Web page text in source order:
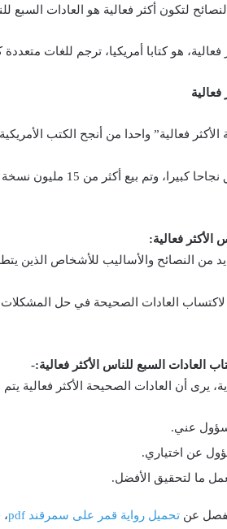
لتكون أكثر فعالية هو العادات السبع
هو كتابا أمريكيا، ترجم للغات
فعالية” واحدا من أنجح الكتب
صدر الكتاب في عام 1989
فعالية:
من النصائح والأساليب للأشخاص الذين
لاكتساب العادات الصحيحة في حل
السبع للناس الأكثر فعالية:-
أن العادات الصحيحة الأكثر فعالية يتم اكتسابها
عني.
عن اختياري.
ما لتحقيق الأفضل.
عن تحميل رواية قمر على سمرقند pdf